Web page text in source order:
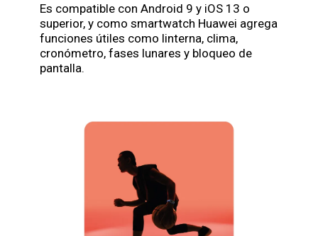
Es compatible con Android 9 y iOS 13 o
superior, y como smartwatch Huawei agrega
funciones útiles como linterna, clima,
cronómetro, fases lunares y bloqueo de
pantalla.